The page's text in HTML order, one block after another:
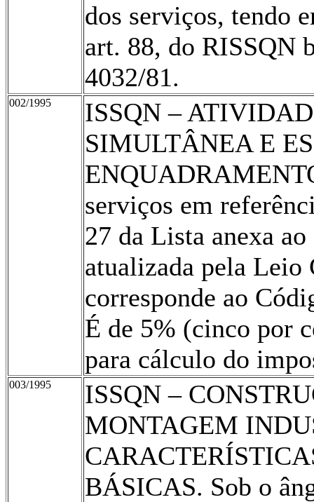
dos serviços, tendo
art. 88, do RISSQN
4032/81.
002/1995
ISSQN –
SIMULTÂNEA E
serviços em
27 da Lista anexa
atualizada pela Leio
corresponde ao
É de 5% (cinco por
para cálculo do
003/1995
ISSQN –
MONTAGEM
BÁSICAS. Sob o